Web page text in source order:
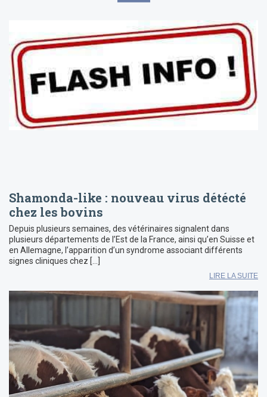
Shamonda-like : nouveau virus détécté
chez les bovins
Depuis plusieurs semaines, des vétérinaires signalent dans
plusieurs départements de l’Est de la France, ainsi qu’en Suisse et
en Allemagne, l’apparition d’un syndrome associant différents
signes cliniques chez […]
LIRE LA SUITE